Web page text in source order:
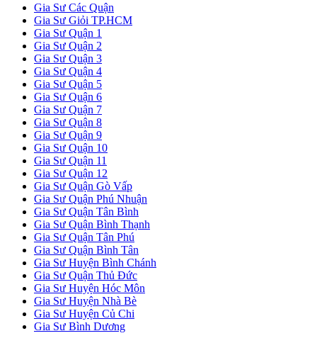
Gia Sư Các Quận
Gia Sư Giỏi TP.HCM
Gia Sư Quận 1
Gia Sư Quận 2
Gia Sư Quận 3
Gia Sư Quận 4
Gia Sư Quận 5
Gia Sư Quận 6
Gia Sư Quận 7
Gia Sư Quận 8
Gia Sư Quận 9
Gia Sư Quận 10
Gia Sư Quận 11
Gia Sư Quận 12
Gia Sư Quận Gò Vấp
Gia Sư Quận Phú Nhuận
Gia Sư Quận Tân Bình
Gia Sư Quận Bình Thạnh
Gia Sư Quận Tân Phú
Gia Sư Quận Bình Tân
Gia Sư Huyện Bình Chánh
Gia Sư Quận Thủ Đức
Gia Sư Huyện Hóc Môn
Gia Sư Huyện Nhà Bè
Gia Sư Huyện Củ Chi
Gia Sư Bình Dương